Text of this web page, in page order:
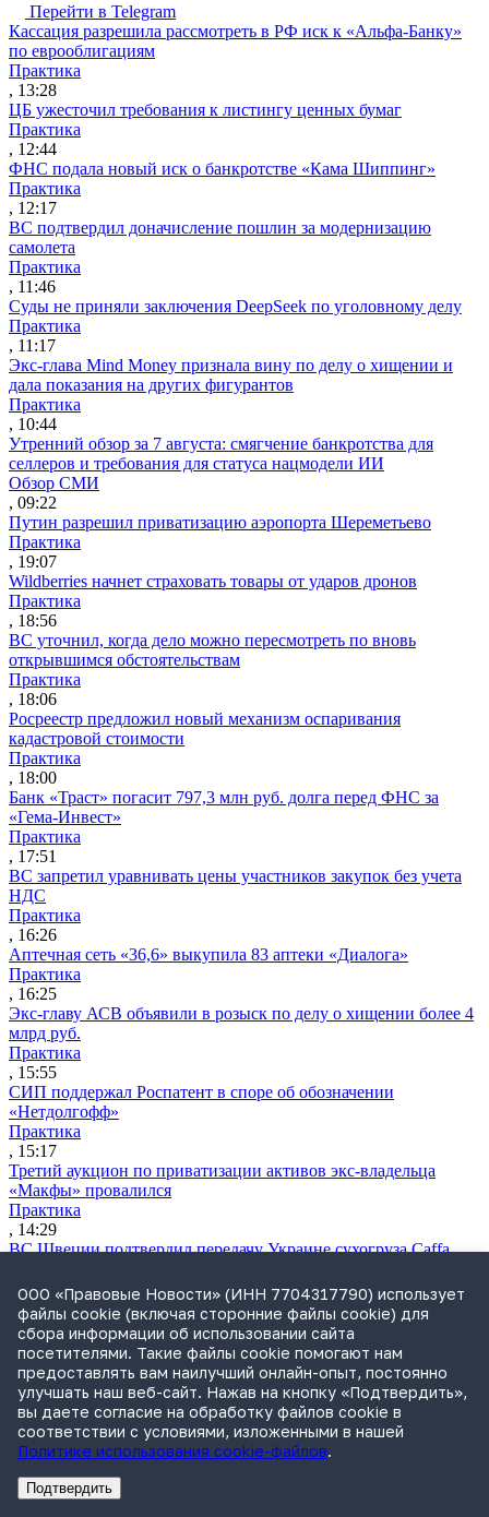
Перейти в Telegram
Кассация разрешила рассмотреть в РФ иск к «Альфа-Банку»
по еврооблигациям
Практика
, 13:28
ЦБ ужесточил требования к листингу ценных бумаг
Практика
, 12:44
ФНС подала новый иск о банкротстве «Кама Шиппинг»
Практика
, 12:17
ВС подтвердил доначисление пошлин за модернизацию
самолета
Практика
, 11:46
Суды не приняли заключения DeepSeek по уголовному делу
Практика
, 11:17
Экс-глава Mind Money признала вину по делу о хищении и
дала показания на других фигурантов
Практика
, 10:44
Утренний обзор за 7 августа: смягчение банкротства для
селлеров и требования для статуса нацмодели ИИ
Обзор СМИ
, 09:22
Путин разрешил приватизацию аэропорта Шереметьево
Практика
, 19:07
Wildberries начнет страховать товары от ударов дронов
Практика
, 18:56
ВС уточнил, когда дело можно пересмотреть по вновь
открывшимся обстоятельствам
Практика
, 18:06
Росреестр предложил новый механизм оспаривания
кадастровой стоимости
Практика
, 18:00
Банк «Траст» погасит 797,3 млн руб. долга перед ФНС за
«Гема-Инвест»
Практика
, 17:51
ВС запретил уравнивать цены участников закупок без учета
НДС
Практика
, 16:26
Аптечная сеть «36,6» выкупила 83 аптеки «Диалога»
Практика
, 16:25
Экс-главу АСВ объявили в розыск по делу о хищении более 4
млрд руб.
Практика
, 15:55
СИП поддержал Роспатент в споре об обозначении
«Нетдолгофф»
Практика
, 15:17
Третий аукцион по приватизации активов экс-владельца
«Макфы» провалился
Практика
, 14:29
ВС Швеции подтвердил передачу Украине сухогруза Caffa
, 13:27
Минфин планирует отбирать подрядчиков госконтрактов в
строительстве по их репутации
Практика
, 12:52
Экономколлегия защитила компанию от переплаты за
пользование землей
Практика
, 12:43
Великобритания расширила антироссийские санкции
Санкции
, 12:41РекламаАдвокатское бюро Санкт-Петербурга «Вертикаль» ИНН 7841290773
ООО «Правовые Новости» (ИНН 7704317790) использует
файлы cookie (включая сторонние файлы cookie) для
сбора информации об использовании сайта
посетителями. Такие файлы cookie помогают нам
предоставлять вам наилучший онлайн-опыт, постоянно
улучшать наш веб-сайт. Нажав на кнопку «Подтвердить»,
вы даете согласие на обработку файлов cookie в
соответствии с условиями, изложенными в нашей
Политике использования cookie-файлов.
Подтвердить